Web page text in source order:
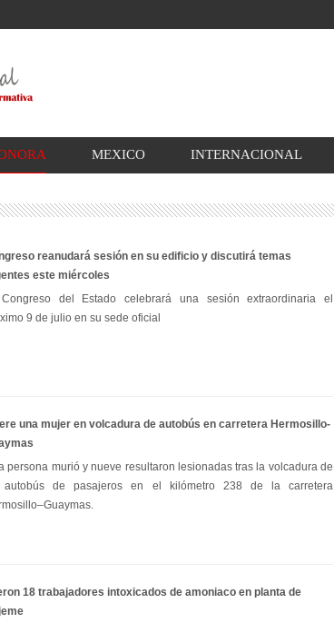
MEXICO INTERNACIONAL
reanudará sesión en su edificio y discutirá temas
este miércoles
del Estado celebrará una sesión extraordinaria el
9 de julio en su sede oficial
una mujer en volcadura de autobús en carretera Hermosillo-
persona murió y nueve resultaron lesionadas tras la volcadura de
de pasajeros en el kilómetro 238 de la carretera
18 trabajadores intoxicados de amoniaco en planta de